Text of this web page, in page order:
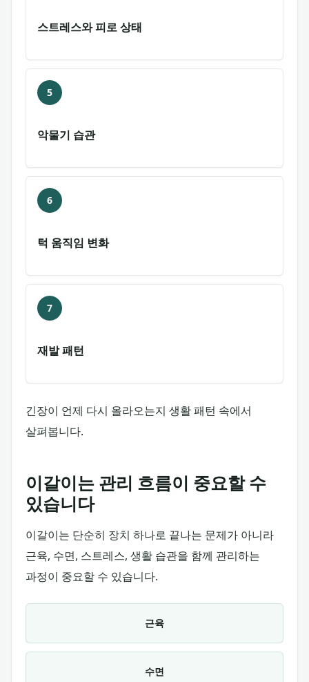
스트레스와 피로 상태
5
악물기 습관
6
턱 움직임 변화
7
재발 패턴
긴장이 언제 다시 올라오는지 생활 패턴 속에서
살펴봅니다.
이갈이는 관리 흐름이 중요할 수
있습니다
이갈이는 단순히 장치 하나로 끝나는 문제가 아니라
근육, 수면, 스트레스, 생활 습관을 함께 관리하는
과정이 중요할 수 있습니다.
근육
수면